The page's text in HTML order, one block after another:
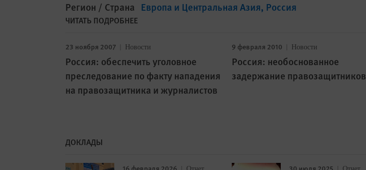
Регион / Страна Европа и Центральная Азия Россия
ЧИТАТЬ ПОДРОБНЕЕ
23 ноября 2007 Новости
Россия: обеспечить уголовное
преследование по факту нападения
на правозащитника и журналистов
9 февраля 2010 Новости
Россия: необоснованное
задержание правозащитников
ДОКЛАДЫ
16 февраля 2026 30 июля 2025